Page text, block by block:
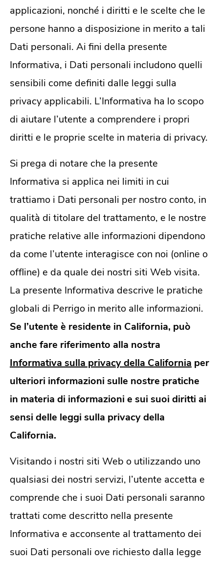
applicazioni, nonché i diritti e le scelte che le
persone hanno a disposizione in merito a tali
Dati personali. Ai fini della presente
Informativa, i Dati personali includono quelli
sensibili come definiti dalle leggi sulla
privacy applicabili. L’Informativa ha lo scopo
di aiutare l’utente a comprendere i propri
diritti e le proprie scelte in materia di privacy.
Si prega di notare che la presente
Informativa si applica nei limiti in cui
trattiamo i Dati personali per nostro conto, in
qualità di titolare del trattamento, e le nostre
pratiche relative alle informazioni dipendono
da come l’utente interagisce con noi (online o
offline) e da quale dei nostri siti Web visita.
La presente Informativa descrive le pratiche
globali di Perrigo in merito alle informazioni.
Se l’utente è residente in California, può
anche fare riferimento alla nostra
Informativa sulla privacy della California per
ulteriori informazioni sulle nostre pratiche
in materia di informazioni e sui suoi diritti ai
sensi delle leggi sulla privacy della
California.
Visitando i nostri siti Web o utilizzando uno
qualsiasi dei nostri servizi, l’utente accetta e
comprende che i suoi Dati personali saranno
trattati come descritto nella presente
Informativa e acconsente al trattamento dei
suoi Dati personali ove richiesto dalla legge